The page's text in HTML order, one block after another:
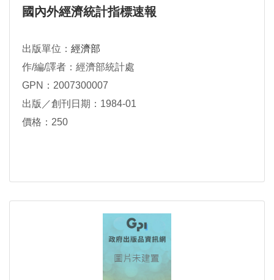
國內外經濟統計指標速報
出版單位： 經濟部
作/編/譯者：經濟部統計處
GPN：2007300007
出版／創刊日期：1984-01
價格：250